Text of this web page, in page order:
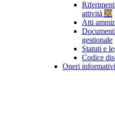
attività 20
Atti
gestionale
Statuti e
Codice
Oneri